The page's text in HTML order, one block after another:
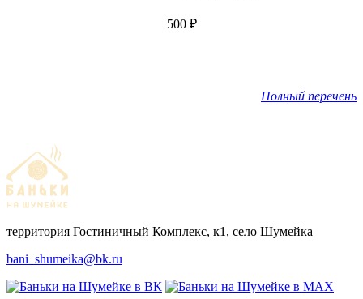
500 ₽
Полный перечень
территория Гостиничный Комплекс, к1, село Шумейка
bani_shumeika@bk.ru